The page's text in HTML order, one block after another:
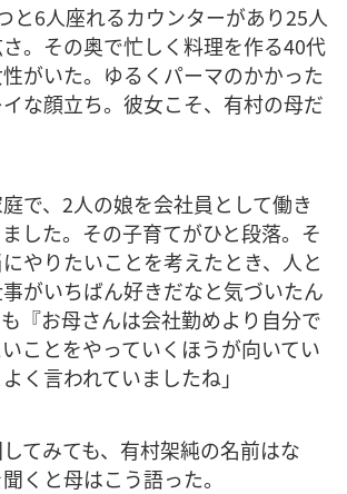
と6人座れるカウンターがあり25人
。その奥で忙しく料理を作る40代
がいた。ゆるくパーマのかかった
な顔立ち。彼女こそ、有村の母だ
庭で、2人の娘を会社員として働き
した。その子育てがひと段落。そ
やりたいことを考えたとき、人と
がいちばん好きだなと気づいたん
『お母さんは会社勤めより自分で
ことをやっていくほうが向いてい
く言われていましたね」
てみても、有村架純の名前はな
くと母はこう語った。